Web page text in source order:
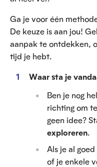
Ga je voor één
De keuze is aan jou!
aanpak te ontdekken,
tijd je hebt.
Waar sta je
Ben je nog
richting om
geen idee?
exploreren.
Als je al
of je enkele